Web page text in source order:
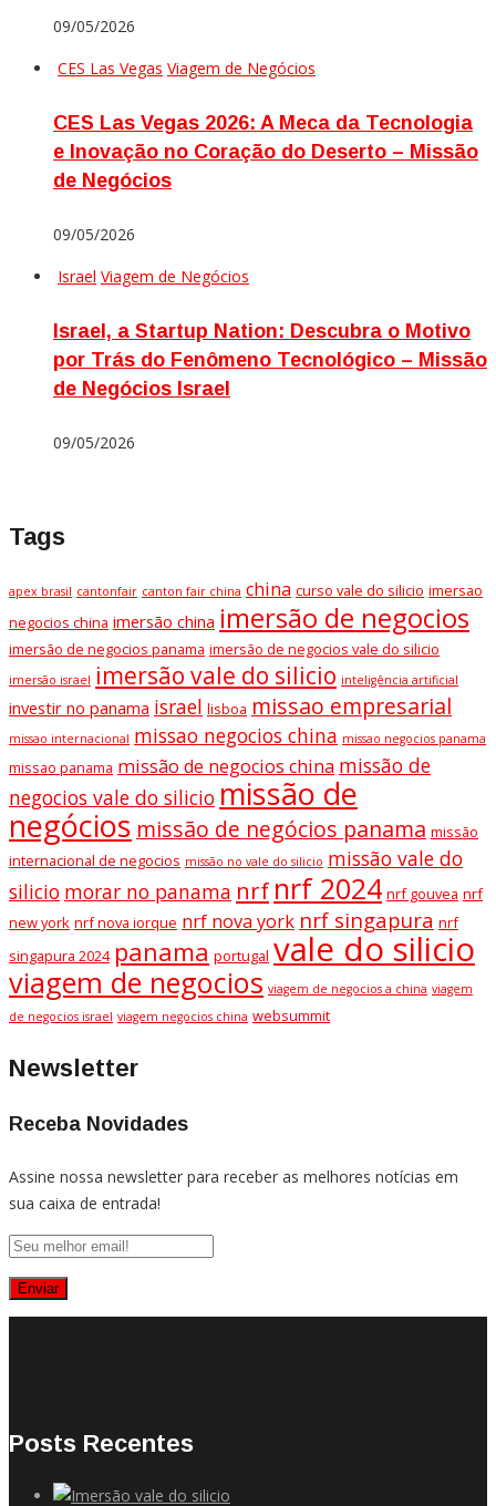
09/05/2026
CES Las Vegas Viagem de Negócios
CES Las Vegas 2026: A Meca da Tecnologia
e Inovação no Coração do Deserto – Missão
de Negócios
09/05/2026
Israel Viagem de Negócios
Israel, a Startup Nation: Descubra o Motivo
por Trás do Fenômeno Tecnológico – Missão
de Negócios Israel
09/05/2026
Tags
apex brasil cantonfair canton fair china china curso vale do silicio imersao
negocios china imersão china imersão de negocios
imersão de negocios panama imersão de negocios vale do silicio
imersão israel imersão vale do silicio inteligência artificial
investir no panama israel lisboa missao empresarial
missao internacional missao negocios china missao negocios panama
missao panama missão de negocios china missão de
negocios vale do silicio missão de
negócios missão de negócios panama missão
internacional de negocios missão no vale do silicio missão vale do
silicio morar no panama nrf nrf 2024 nrf gouvea nrf
new york nrf nova iorque nrf nova york nrf singapura nrf
singapura 2024 panama portugal vale do silicio
viagem de negocios viagem de negocios a china viagem
de negocios israel viagem negocios china websummit
Newsletter
Receba Novidades
Assine nossa newsletter para receber as melhores notícias em
sua caixa de entrada!
Posts Recentes